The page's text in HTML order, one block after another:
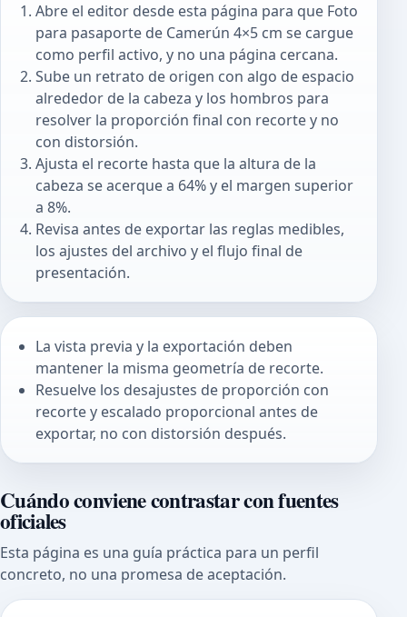
Abre el editor desde esta página para que Foto
para pasaporte de Camerún 4×5 cm se cargue
como perfil activo, y no una página cercana.
Sube un retrato de origen con algo de espacio
alrededor de la cabeza y los hombros para
resolver la proporción final con recorte y no
con distorsión.
Ajusta el recorte hasta que la altura de la
cabeza se acerque a 64% y el margen superior
a 8%.
Revisa antes de exportar las reglas medibles,
los ajustes del archivo y el flujo final de
presentación.
La vista previa y la exportación deben
mantener la misma geometría de recorte.
Resuelve los desajustes de proporción con
recorte y escalado proporcional antes de
exportar, no con distorsión después.
Cuándo conviene contrastar con fuentes
oficiales
Esta página es una guía práctica para un perfil
concreto, no una promesa de aceptación.